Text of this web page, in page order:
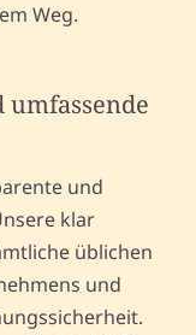
Weg.
umfassende
und
klar
üblichen
und